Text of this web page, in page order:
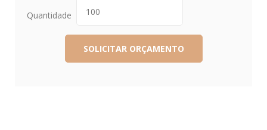
Quantidade